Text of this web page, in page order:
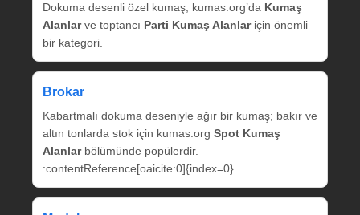
Dokuma desenli özel kumaş; kumas.org’da Kumaş
Alanlarve toptancı Parti Kumaş Alanlariçin önemli
bir kategori.
Brokar
Kabartmalı dokuma deseniyle ağır bir kumaş; bakır ve
altın tonlarda stok için kumas.org Spot Kumaş
Alanlarbölümünde popülerdir.
:contentReference[oaicite:0]{index=0}